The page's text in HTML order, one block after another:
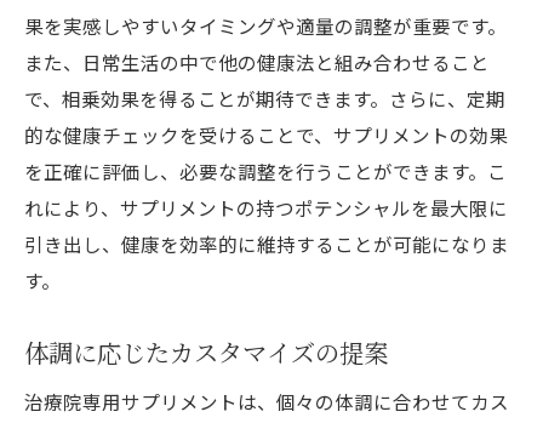
果を実感しやすいタイミングや適量の調整が重要です。
また、日常生活の中で他の健康法と組み合わせること
で、相乗効果を得ることが期待できます。さらに、定期
的な健康チェックを受けることで、サプリメントの効果
を正確に評価し、必要な調整を行うことができます。こ
れにより、サプリメントの持つポテンシャルを最大限に
引き出し、健康を効率的に維持することが可能になりま
す。
体調に応じたカスタマイズの提案
治療院専用サプリメントは、個々の体調に合わせてカス